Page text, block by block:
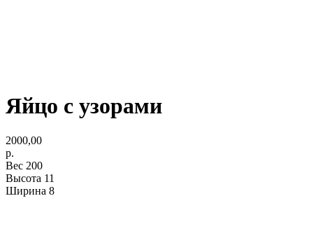
Яйцо с узорами
2000,00
р.
Вес 200
Высота 11
Ширина 8